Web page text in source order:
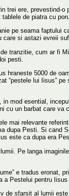
trei ere, prevestind-
de piatra cu
pe seama faptului
si astazi evreii
tranzitie, cum ar fi
pesti.
hraneste 5000 de
“pestele lui Iisus”
mod esential,
cu un barbat care va
mai relevante
dupa Pesti. Si cand
este ca dupa era
Pe langa
e tradus eronat,
Pestelui pentru
de sfarsit al lumii